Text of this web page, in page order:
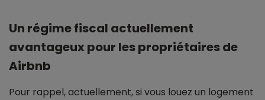
Un régime fiscal actuellement
avantageux pour les propriétaires de
Airbnb
Pour rappel, actuellement, si vous louez un logement